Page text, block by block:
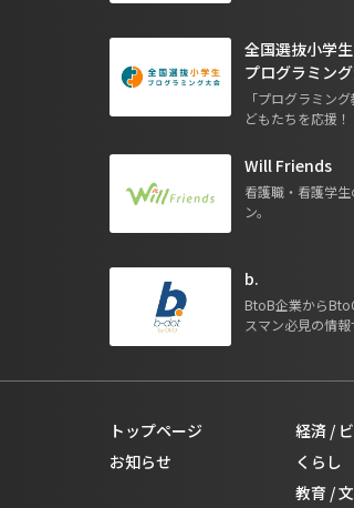
全国選抜小学生
プログラミン
「プログラミン
どもたちを応援！
Will Friends
看護職・看護学
ン。
b.
BtoB企業から
スマン必見の情報
トップページ
お知らせ
経済 /
くらし
教育 /